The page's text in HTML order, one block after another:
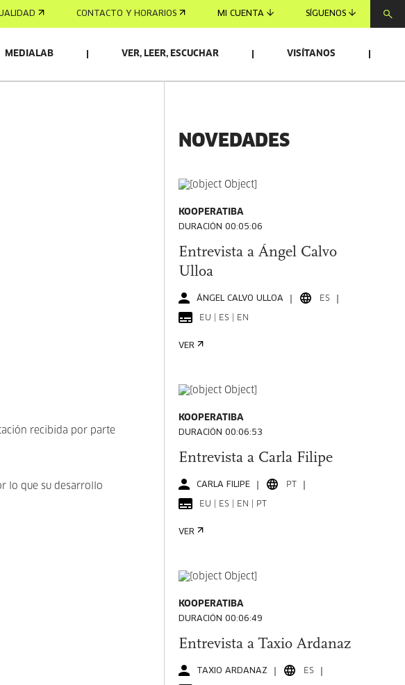
CONTACTO Y HORARIOS MI CUENTA SÍGUENOS
MEDIALAB VER, LEER, ESCUCHAR VISÍTANOS
recibida por parte
lo que su desarrollo
NOVEDADES
KOOPERATIBA
DURACIÓN 00:05:06
Entrevista a Ángel Calvo
Ulloa
ÁNGEL CALVO ULLOA ES
EU | ES | EN
VER
KOOPERATIBA
DURACIÓN 00:06:53
Entrevista a Carla Filipe
CARLA FILIPE PT
EU | ES | EN | PT
VER
KOOPERATIBA
DURACIÓN 00:06:49
Entrevista a Taxio Ardanaz
TAXIO ARDANAZ ES